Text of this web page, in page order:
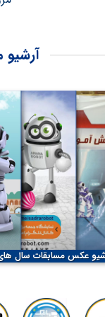
عکس مسابقات سال